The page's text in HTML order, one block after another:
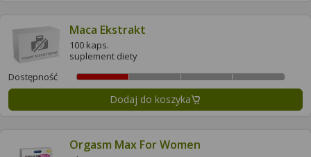
Maca Ekstrakt
100 kaps.
suplement diety
Dostępność
Dodaj do koszyka
Orgasm Max For Women